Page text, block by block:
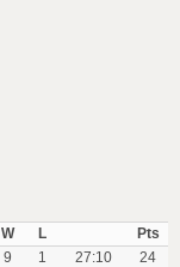
W L
Pts
9 1 27:10
24